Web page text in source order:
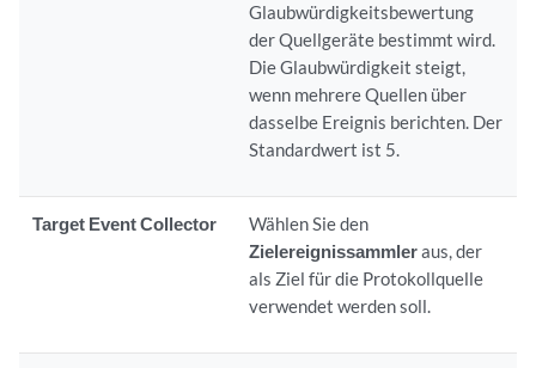
Glaubwürdigkeitsbewertung
der Quellgeräte bestimmt wird.
Die Glaubwürdigkeit steigt,
wenn mehrere Quellen über
dasselbe Ereignis berichten. Der
Standardwert ist 5.
Target Event Collector
Wählen Sie den
Zielereignissammleraus, der
als Ziel für die Protokollquelle
verwendet werden soll.